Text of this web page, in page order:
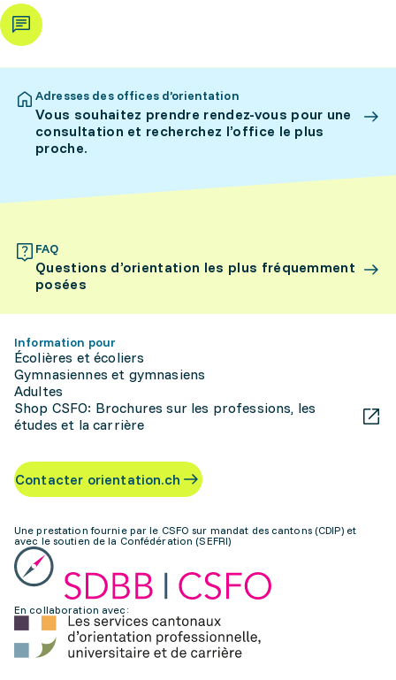
Adresses des offices d’orientation
Vous souhaitez prendre rendez-vous pour une
consultation et recherchez l’office le plus
proche.
FAQ
Questions d’orientation les plus fréquemment
posées
Information pour
Écolières et écoliers
Gymnasiennes et gymnasiens
Adultes
Shop CSFO: Brochures sur les professions, les
études et la carrière
Contacter orientation.ch
Une prestation fournie par le CSFO sur mandat des cantons (CDIP) et
avec le soutien de la Confédération (SEFRI)
En collaboration avec: